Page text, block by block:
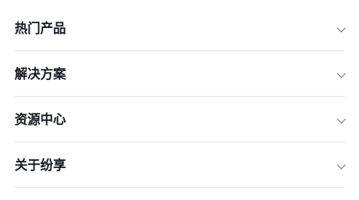
热门产品
解决方案
资源中心
关于纷享